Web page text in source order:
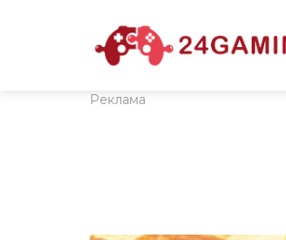
Реклама